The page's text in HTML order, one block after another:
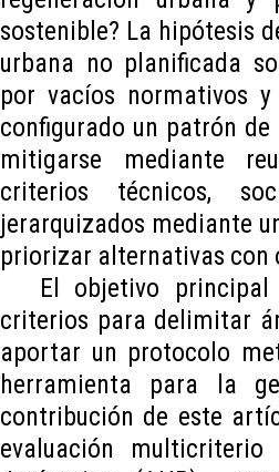
sostenible? La hipótesis
urbana no planificada
por vacíos normativos
configurado un patrón
mitigarse mediante
criterios técnicos,
jerarquizados mediante
priorizar alternativas con
El objetivo
criterios para delimitar
aportar un protocolo
herramienta para la
contribución de este
evaluación